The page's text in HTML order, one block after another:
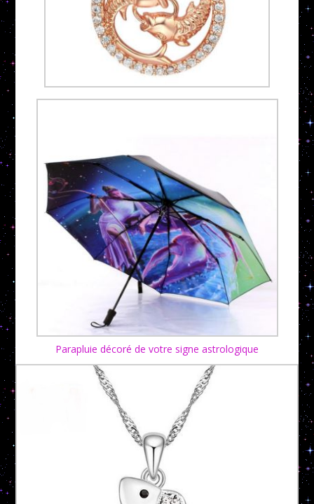
Parapluie décoré de votre signe astrologique